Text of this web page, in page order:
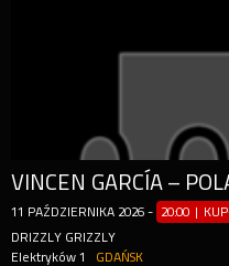
VINCEN GARCÍA –
11 PAŹDZIERNIKA 2026 - 20:00 |
DRIZZLY GRIZZLY
Elektryków 1
GDAŃSK